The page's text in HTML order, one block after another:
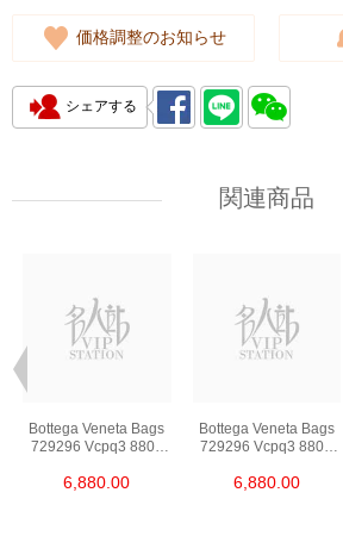
価格調整のお知らせ
シェアする
関連商品
Bottega Veneta Bags
729296 Vcpq3 8803
Bag/Crossbody Bag
6,880.00
Bottega Veneta Bags
729296 Vcpq3 8803
Bag/Crossbody Bag
6,880.00